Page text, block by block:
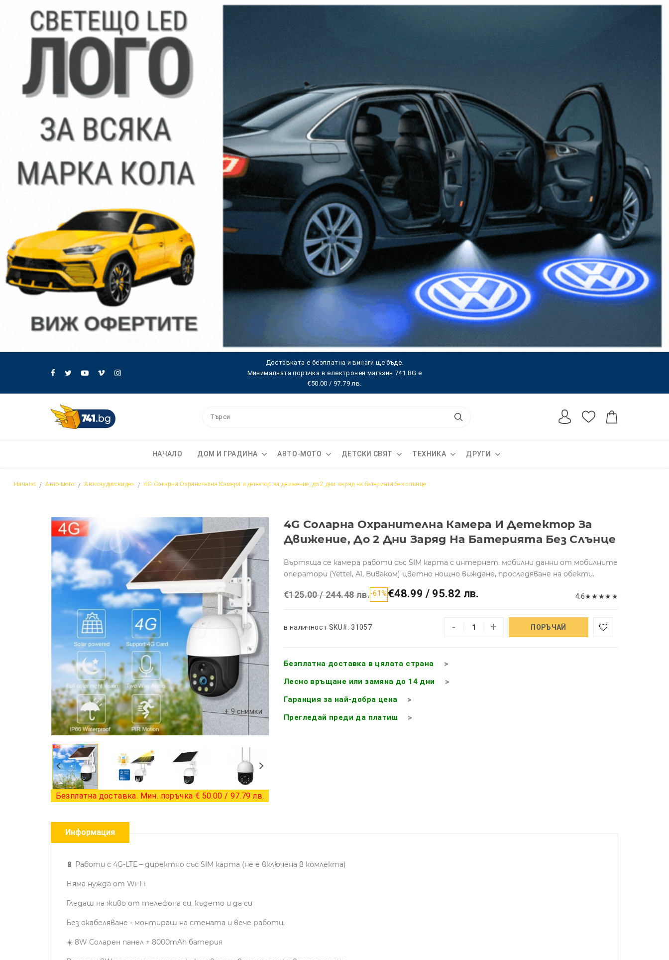
Доставката е безплатна и винаги ще бъде.
Минималната поръчка в електронен магазин 741.BG е
€50.00 / 97.79 лв.
НАЧАЛО ДОМ И ГРАДИНА АВТО-МОТО ДЕТСКИ СВЯТ ТЕХНИКА ДРУГИ
Начало Авто-мото Авто-аудио-видео 4G Соларна Охранителна Камера и детектор за движение, до 2 дни заряд на батерията без слънце
+ 9 снимки
Безплатна доставка. Мин. поръчка € 50.00 / 97.79 лв.
4G Соларна Охранителна Камера И Детектор За
Движение, До 2 Дни Заряд На Батерията Без Слънце
Въртяща се камера работи със SIM карта с интернет, мобилни данни от мобилните
оператори (Yettel, А1, Виваком) цветно нощно виждане, проследяване на обекти.
€125.00 / 244.48 лв.-61% €48.99 / 95.82 лв. 4.6★★ ★★ ★
в наличност SKU#: 31057 - + ПОРЪЧАЙ
Безплатна доставка в цялата страна
Лесно връщане или замяна до 14 дни
Гаранция за най-добра цена
Прегледай преди да платиш
Информация
🔋 Работи с 4G-LTE – директно със SIM карта (не е включена в комлекта)
Няма нужда от Wi-Fi
Гледаш на живо от телефона си, където и да си
Без окабеляване - монтираш на стената и вече работи.
☀️ 8W Соларен панел + 8000mAh батерия